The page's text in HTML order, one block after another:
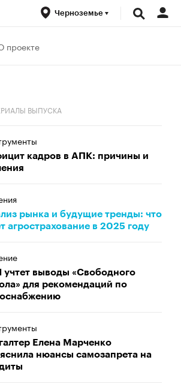
Черноземье
проекте
ВЫПУСКА
кадров в АПК: причины и
рынка и будущие тренды: что
агрострахование в 2025 году
учтет выводы «Свободного
для рекомендаций по
Елена Марченко
нюансы самозапрета на